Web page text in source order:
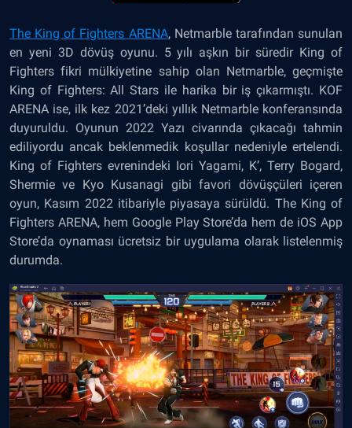
The King of Fighters ARENA, Netmarble tarafından sunulan
en yeni 3D dövüş oyunu. 5 yılı aşkın bir süredir King of
Fighters fikri mülkiyetine sahip olan Netmarble, geçmişte
King of Fighters: All Stars ile harika bir iş çıkarmıştı. KOF
ARENA ise, ilk kez 2021’deki yıllık Netmarble konferansında
duyuruldu. Oyunun 2022 Yazı civarında çıkacağı tahmin
ediliyordu ancak beklenmedik koşullar nedeniyle ertelendi.
King of Fighters evrenindeki Iori Yagami, K’, Terry Bogard,
Shermie ve Kyo Kusanagi gibi favori dövüşçüleri içeren
oyun, Kasım 2022 itibariyle piyasaya sürüldü. The King of
Fighters ARENA, hem Google Play Store’da hem de iOS App
Store’da oynaması ücretsiz bir uygulama olarak listelenmiş
durumda.